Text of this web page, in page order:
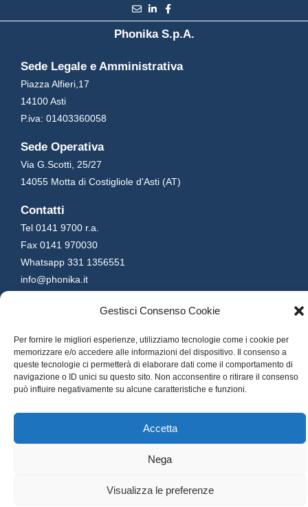
Gestisci Consenso Cookie
Per fornire le migliori esperienze, utilizziamo tecnologie come i cookie per
memorizzare e/o accedere alle informazioni del dispositivo. Il consenso a
queste tecnologie ci permetterà di elaborare dati come il comportamento di
navigazione o ID unici su questo sito. Non acconsentire o ritirare il consenso
può influire negativamente su alcune caratteristiche e funzioni.
Accetta
Nega
Visualizza le preferenze
Phonika S.p.A.
Sede Legale e Amministrativa
Piazza Alfieri,17
14100 Asti
P.iva: 01403360058
Sede Operativa
Via G.Scotti, 25/27
14055 Motta di Costigliole d'Asti (AT)
Contatti
Tel 0141 9700 r.a.
Fax 0141 970030
Whatsapp 331 1356551
info@phonika.it
Copyright © 2026 Phonika S.p.A.
Privacy Policy Cookies Policy Informazioni Legali